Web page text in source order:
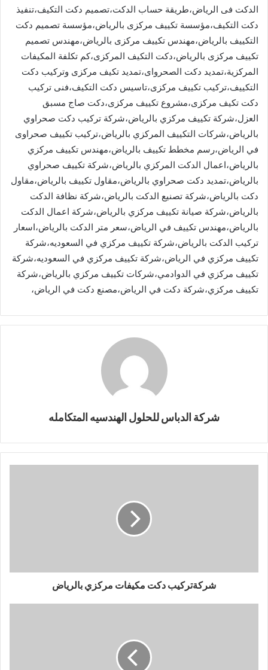
الدكت فى الرياض،طريقة حساب الدكت،تصميم دكت التكيف،تنفيذ
دكت التكيف،مؤسسة تكييف مركزى بالرياض،مؤسسة تصميم دكت
التكييف بالرياض،مهندس تكييف مركزى بالرياض،مهندس تصميم
تكييف مركزى بالرياض،دكت التكيف المركزى،كم تكلفة المكيفات
المركزية،تمديد دكت الصحرواى،تمديد تكيف مركزى وتركيب دكت
التكييف،تركيب تكييف مركزى،تاسيس دكت التكيف،فنى تركيب
دكت تكيف مركزى،مشروع تكييف مركزى،دكت صاج مسبق
العزل،شركة تكييف مركزي بالرياض،شركة تركيب دكت صحراوي
بالرياض،شركات التكييف المركزي بالرياض،تركيب تكييف صحراوى
في الرياض،رسم مخطط تكييف بالرياض،مهندس تكييف مركزي
بالرياض،اعمال الدكت المركزي بالرياض،شركة تكييف صحراوي
بالرياض،تمديد دكت صحراوي بالرياض،مقاول تكييف بالرياض،مقاول
دكت بالرياض،شركة تصنيع الدكت بالرياض،شركة نظافة الدكت
بالرياض،شركة صيانة تكييف مركزي بالرياض،شركة اعمال الدكت
بالرياض،مهندس تكييف في الرياض،سعر متر الدكت بالرياض،اسعار
تركيب الدكت بالرياض،شركة تكييف مركزي في السعوديه،شركة
تكييف مركزي في الرياض،شركة تكييف مركزي في السعوديه،شركة
تكييف مركزي في الدوادمي،شركات تكييف مركزي بالرياض،شركة
تكييف مركزي،شركة دكت في الرياض،مصنع دكت في الرياض،
شركة الدباس للحلول الهندسيه المتكامله
شركةتركيب دكت مكيفات مركزي بالرياض